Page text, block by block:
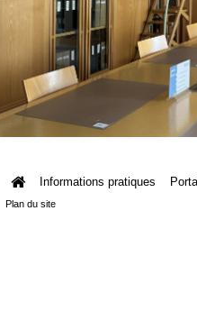
Informations pratiques
Plan du site